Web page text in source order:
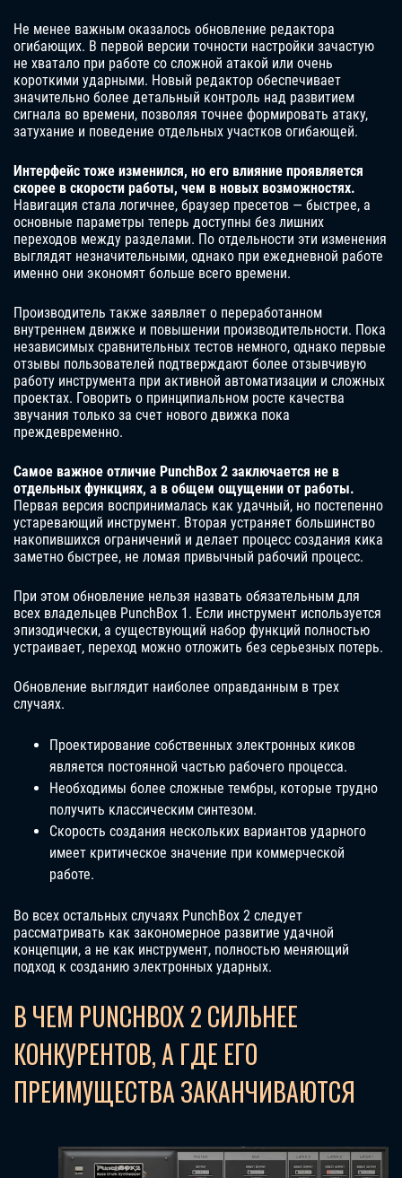
Не менее важным оказалось обновление редактора
огибающих. В первой версии точности настройки зачастую
не хватало при работе со сложной атакой или очень
короткими ударными. Новый редактор обеспечивает
значительно более детальный контроль над развитием
сигнала во времени, позволяя точнее формировать атаку,
затухание и поведение отдельных участков огибающей.
Интерфейс тоже изменился, но его влияние проявляется
скорее в скорости работы, чем в новых возможностях.
Навигация стала логичнее, браузер пресетов — быстрее, а
основные параметры теперь доступны без лишних
переходов между разделами. По отдельности эти изменения
выглядят незначительными, однако при ежедневной работе
именно они экономят больше всего времени.
Производитель также заявляет о переработанном
внутреннем движке и повышении производительности. Пока
независимых сравнительных тестов немного, однако первые
отзывы пользователей подтверждают более отзывчивую
работу инструмента при активной автоматизации и сложных
проектах. Говорить о принципиальном росте качества
звучания только за счет нового движка пока
преждевременно.
Самое важное отличие PunchBox 2 заключается не в
отдельных функциях, а в общем ощущении от работы.
Первая версия воспринималась как удачный, но постепенно
устаревающий инструмент. Вторая устраняет большинство
накопившихся ограничений и делает процесс создания кика
заметно быстрее, не ломая привычный рабочий процесс.
При этом обновление нельзя назвать обязательным для
всех владельцев PunchBox 1. Если инструмент используется
эпизодически, а существующий набор функций полностью
устраивает, переход можно отложить без серьезных потерь.
Обновление выглядит наиболее оправданным в трех
случаях.
Проектирование собственных электронных киков
является постоянной частью рабочего процесса.
Необходимы более сложные тембры, которые трудно
получить классическим синтезом.
Скорость создания нескольких вариантов ударного
имеет критическое значение при коммерческой
работе.
Во всех остальных случаях PunchBox 2 следует
рассматривать как закономерное развитие удачной
концепции, а не как инструмент, полностью меняющий
подход к созданию электронных ударных.
В ЧЕМ PUNCHBOX 2 СИЛЬНЕЕ
КОНКУРЕНТОВ, А ГДЕ ЕГО
ПРЕИМУЩЕСТВА ЗАКАНЧИВАЮТСЯ